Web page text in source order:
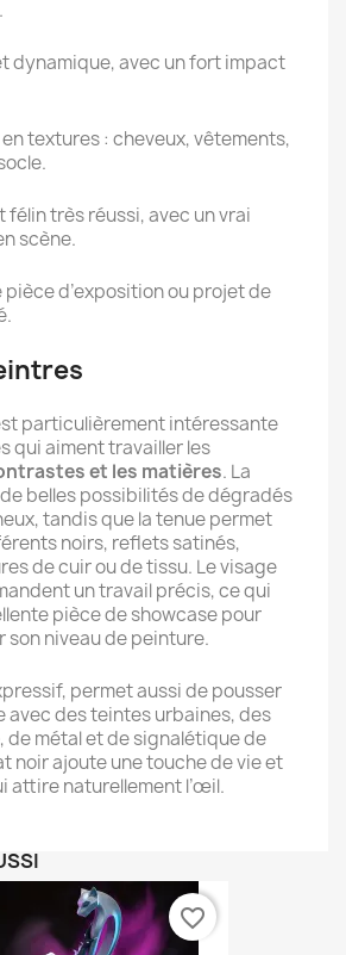
dynamique, avec un fort impact
textures : cheveux, vêtements,
félin très réussi, avec un vrai
scène.
d’exposition ou projet de
particulièrement intéressante
qui aiment travailler les
et les matières. La
belles possibilités de dégradés
tandis que la tenue permet
noirs, reflets satinés,
de cuir ou de tissu. Le visage
un travail précis, ce qui
pièce de showcase pour
son niveau de peinture.
permet aussi de pousser
avec des teintes urbaines, des
métal et de signalétique de
noir ajoute une touche de vie et
attire naturellement l’œil.
favorite_border